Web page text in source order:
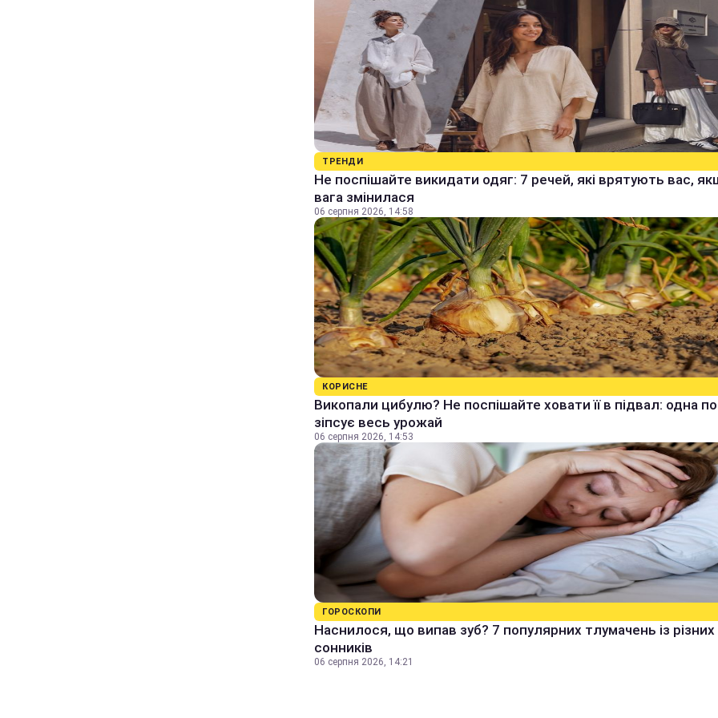
ТРЕНДИ
Не поспішайте викидати одяг: 7 речей, які врятують вас,
вага змінилася
06 серпня 2026, 14:58
КОРИСНЕ
Викопали цибулю? Не поспішайте ховати її в підвал: одна
зіпсує весь урожай
06 серпня 2026, 14:53
ГОРОСКОПИ
Наснилося, що випав зуб? 7 популярних тлумачень із різних
сонників
06 серпня 2026, 14:21